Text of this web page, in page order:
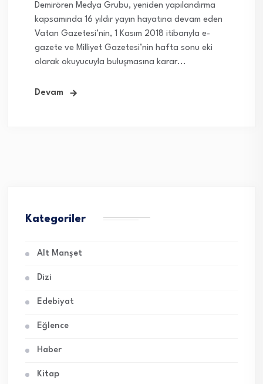
Demirören Medya Grubu, yeniden yapılandırma
kapsamında 16 yıldır yayın hayatına devam eden
Vatan Gazetesi’nin, 1 Kasım 2018 itibarıyla e-
gazete ve Milliyet Gazetesi’nin hafta sonu eki
olarak okuyucuyla buluşmasına karar...
Devam
Kategoriler
Alt Manşet
Dizi
Edebiyat
Eğlence
Haber
Kitap